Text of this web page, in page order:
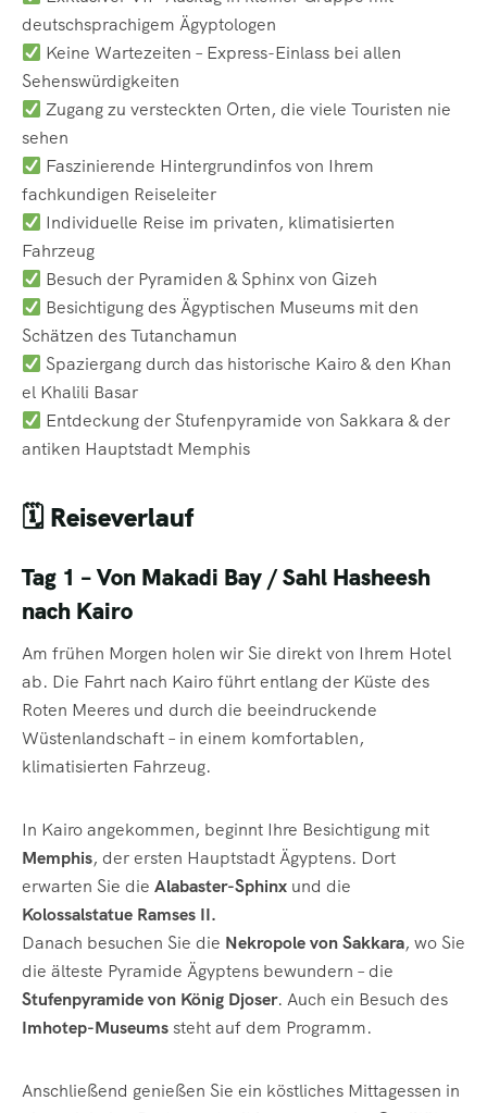
deutschsprachigem Ägyptologen
Keine Wartezeiten – Express-Einlass bei allen
Sehenswürdigkeiten
Zugang zu versteckten Orten, die viele Touristen nie
sehen
Faszinierende Hintergrundinfos von Ihrem
fachkundigen Reiseleiter
Individuelle Reise im privaten, klimatisierten
Fahrzeug
Besuch der Pyramiden & Sphinx von Gizeh
Besichtigung des Ägyptischen Museums mit den
Schätzen des Tutanchamun
Spaziergang durch das historische Kairo & den Khan
el Khalili Basar
Entdeckung der Stufenpyramide von Sakkara & der
antiken Hauptstadt Memphis
🗓 Reiseverlauf
Tag 1 – Von Makadi Bay / Sahl Hasheesh
nach Kairo
Am frühen Morgen holen wir Sie direkt von Ihrem Hotel
ab. Die Fahrt nach Kairo führt entlang der Küste des
Roten Meeres und durch die beeindruckende
Wüstenlandschaft – in einem komfortablen,
klimatisierten Fahrzeug.
In Kairo angekommen, beginnt Ihre Besichtigung mit
Memphis, der ersten Hauptstadt Ägyptens. Dort
erwarten Sie die Alabaster-Sphinx und die
Kolossalstatue Ramses II.
Danach besuchen Sie die Nekropole von Sakkara, wo Sie
die älteste Pyramide Ägyptens bewundern – die
Stufenpyramide von König Djoser. Auch ein Besuch des
Imhotep-Museumssteht auf dem Programm.
Anschließend genießen Sie ein köstliches Mittagessen in